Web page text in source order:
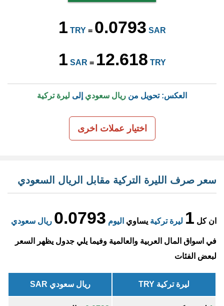
1 TRY= 0.0793 SAR
1 SAR = 12.618 TRY
العكس: تحويل من ريال سعودي إلى ليرة تركية
اختيار عملات اخرى
سعر صرف الليرة التركية مقابل الريال السعودي
ان كل 1 ليرة تركية يساوي اليوم 0.0793 ريال سعودي
في اسواق المال العربية والعالمية وفيما يلي جدول يظهر السعر
لبعض الفئات
ليرة تركية TRY ريال سعودي SAR